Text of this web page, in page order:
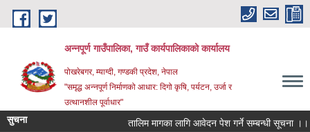
Skip to main content
अन्‍नपूर्ण गाउँपालिका, गाउँ कार्यपालिकाको कार्यालय
पोखरेबगर, म्याग्दी, गण्डकी प्रदेश, नेपाल
"समृद्ध अन्‍नपूर्ण निर्माणको आधार: दिगो कृषि, पर्यटन, उर्जा र
उत्थानशील पूर्वाधार"
सुचना तालिम मागका लागि आवेदन पेश गर्ने सम्बन्धी सूचना ।।